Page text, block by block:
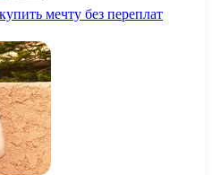
мечту без переплат